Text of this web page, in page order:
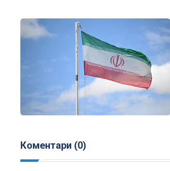
Коментари (0)